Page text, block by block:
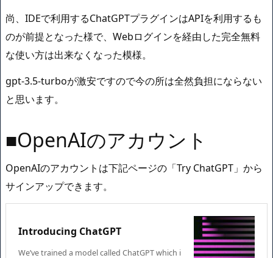
尚、IDEで利用するChatGPTプラグインはAPIを利用するも
のが前提となった様で、Webログインを経由した完全無料
な使い方は出来なくなった模様。
gpt-3.5-turboが激安ですので今の所は全然負担にならない
と思います。
■OpenAIのアカウント
OpenAIのアカウントは下記ページの「Try ChatGPT」から
サインアップできます。
Introducing ChatGPT
We’ve trained a model called ChatGPT which i